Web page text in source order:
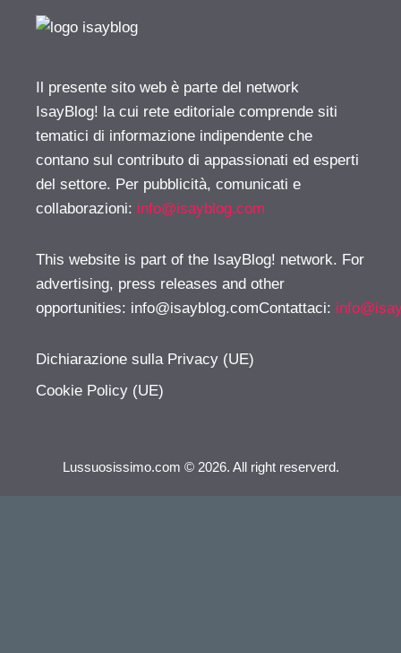
Il presente sito web è parte del network
IsayBlog! la cui rete editoriale comprende siti
tematici di informazione indipendente che
contano sul contributo di appassionati ed esperti
del settore. Per pubblicità, comunicati e
collaborazioni: info@isayblog.com
This website is part of the IsayBlog! network. For
advertising, press releases and other
opportunities: info@isayblog.comContattaci:
Dichiarazione sulla Privacy (UE)
Cookie Policy (UE)
Lussuosissimo.com © 2026. All right reserverd.